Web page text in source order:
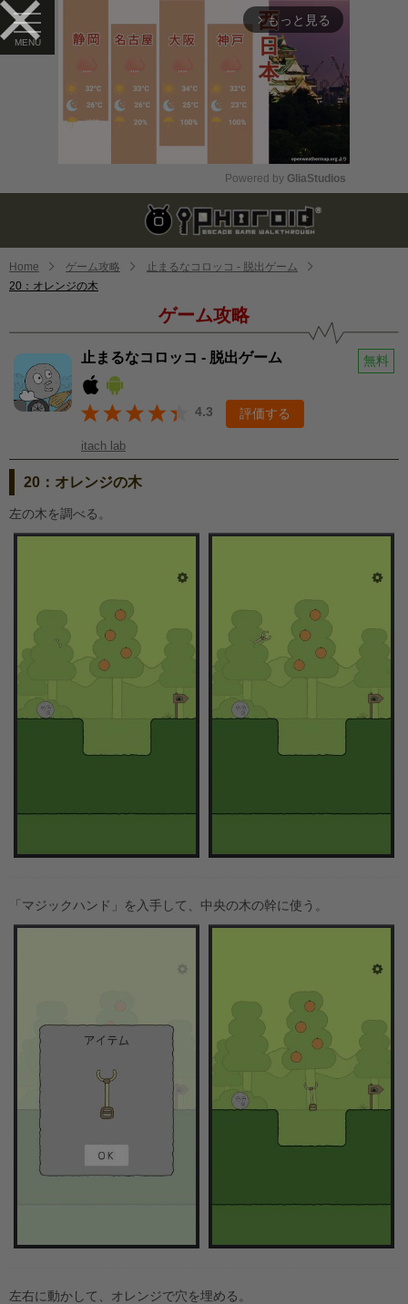
arrow_forward_ios もっと見る
Mute
Powered by GliaStudios
Home ゲーム攻略
止まるなコロッコ - 脱出ゲーム
20：オレンジの木
ゲーム攻略
止まるなコロッコ - 脱出ゲーム 無料
4.3 評価する
itach lab
20：オレンジの木
左の木を調べる。
「マジックハンド」を入手して、中央の木の幹に使う。
左右に動かして、オレンジで穴を埋める。